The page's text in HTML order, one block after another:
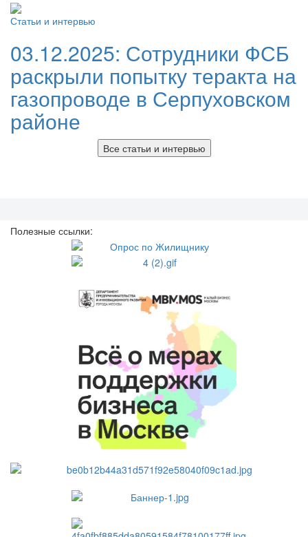
Статьи и интервью
03.12.2025: Сотрудники ФСБ
раскрыли попытку теракта на
газопроводе в Серпуховском
районе
Все статьи и интервью
Полезные ссылки: